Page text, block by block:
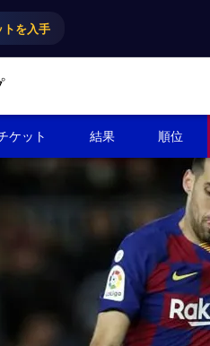
トを入手
ケット 結果 順位